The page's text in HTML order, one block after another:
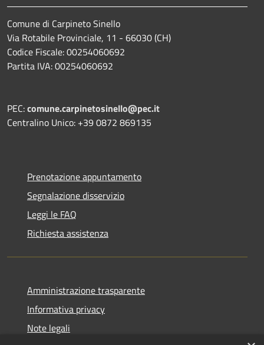
Comune di Carpineto Sinello
Via Rotabile Provinciale, 11 - 66030 (CH)
Codice Fiscale: 00254060692
Partita IVA: 00254060692
PEC:comune.carpinetosinello@pec.it
Centralino Unico: +39 0872 869135
Prenotazione appuntamento
Segnalazione disservizio
Leggi le FAQ
Richiesta assistenza
Amministrazione trasparente
Informativa privacy
Note legali